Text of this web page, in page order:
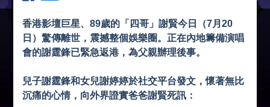
香港影壇巨星、89歲的「四哥」謝賢今日（7月20
日）驚傳離世，震撼整個娛樂圈。正在內地籌備演唱
會的謝霆鋒已緊急返港，為父親辦理後事。
兒子謝霆鋒和女兒謝婷婷於社交平台發文，懷著無比
沉痛的心情，向外界證實爸爸謝賢死訊：